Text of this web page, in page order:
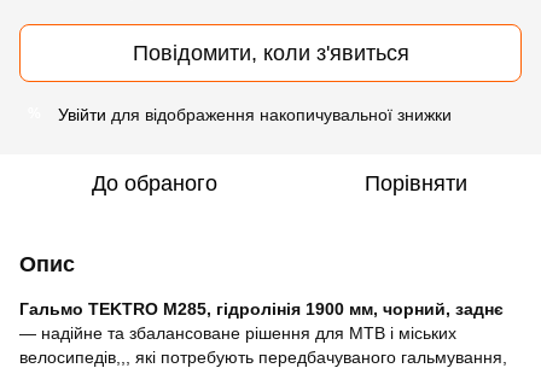
Повідомити, коли з'явиться
Увійти для відображення накопичувальної знижки
До обраного Порівняти
Опис
Гальмо TEKTRO M285, гідролінія 1900 мм, чорний, заднє
— надійне та збалансоване рішення для MTB і міських
велосипедів,,, які потребують передбачуваного гальмування,